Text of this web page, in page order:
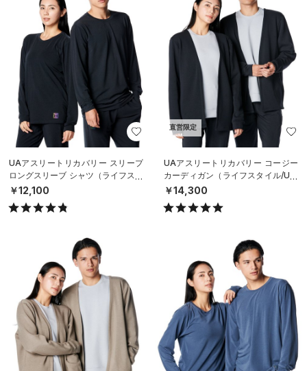
UAアスリートリカバリー スリープ
ロングスリーブ シャツ（ライフスタ
イル/UNISEX）
￥12,100
直営限定
UAアスリートリカバリー コージー
カーディガン（ライフスタイル/UNI
SEX）
￥14,300